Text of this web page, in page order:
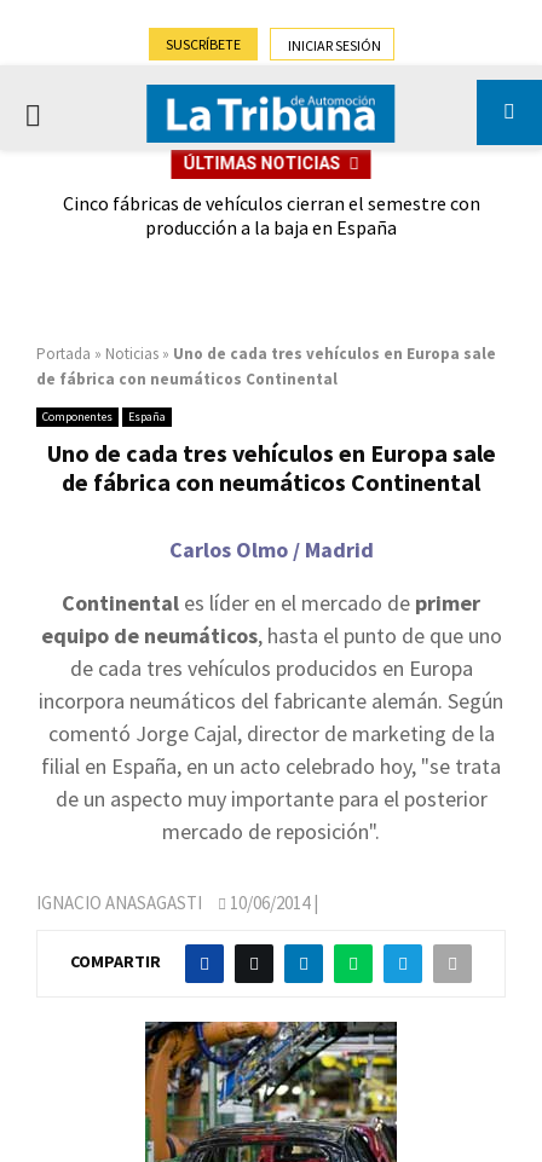
SUSCRÍBETE INICIAR SESIÓN
PRIMARY
ÚLTIMAS NOTICIAS
Cinco fábricas de vehículos cierran el semestre con
producción a la baja en España
Portada » Noticias » Uno de cada tres vehículos en Europa sale
de fábrica con neumáticos Continental
Componentes España
Uno de cada tres vehículos en Europa sale
de fábrica con neumáticos Continental
Carlos Olmo / Madrid
Continental es líder en el mercado de primer
equipo de neumáticos, hasta el punto de que uno
de cada tres vehículos producidos en Europa
incorpora neumáticos del fabricante alemán. Según
comentó Jorge Cajal, director de marketing de la
filial en España, en un acto celebrado hoy, "se trata
de un aspecto muy importante para el posterior
mercado de reposición".
IGNACIO ANASAGASTI 10/06/2014|
COMPARTIR